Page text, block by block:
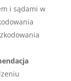
i sądami w